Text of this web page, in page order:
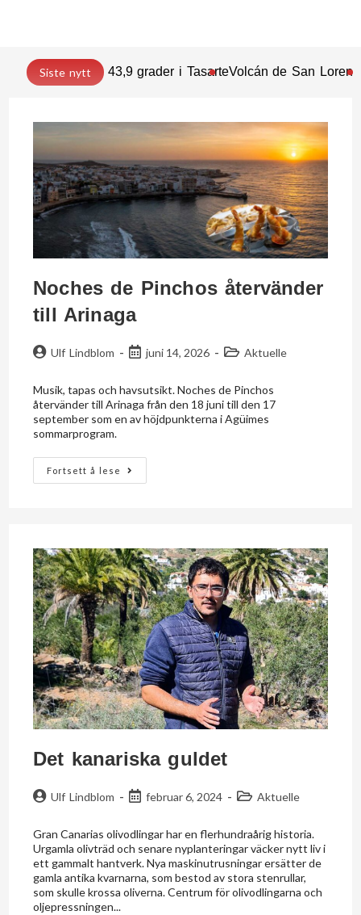
Siste nytt 43,9 grader i TasarteVolcán de San
Noches de Pinchos återvänder
till Arinaga
Ulf Lindblom juni 14, 2026 Aktuelle
Musik, tapas och havsutsikt. Noches de Pinchos
återvänder till Arinaga från den 18 juni till den 17
september som en av höjdpunkterna i Agüimes
sommarprogram.
Fortsett å lese
Det kanariska guldet
Ulf Lindblom februar 6, 2024 Aktuelle
Gran Canarias olivodlingar har en flerhundraårig historia.
Urgamla olivträd och senare nyplanteringar väcker nytt liv i
ett gammalt hantverk. Nya maskinutrusningar ersätter de
gamla antika kvarnarna, som bestod av stora stenrullar,
som skulle krossa oliverna. Centrum för olivodlingarna och
oljepressningen...